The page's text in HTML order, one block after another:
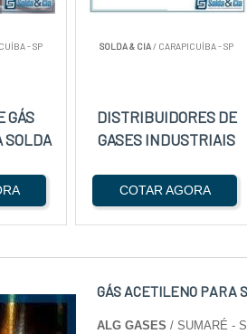
- SP
GÁS
SOLDA
SOLDA & CIA/ CARAPICUÍBA - SP
DISTRIBUIDORES DE
GASES INDUSTRIAIS
COTAR AGORA
GÁS ACETILENO PARA
ALG GASES / SUMARÉ -